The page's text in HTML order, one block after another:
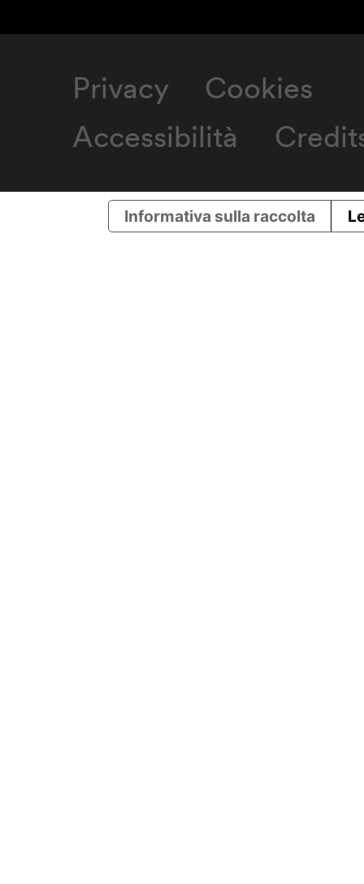
Privacy
Cookies
Accessibilità
Informativa sulla raccolta